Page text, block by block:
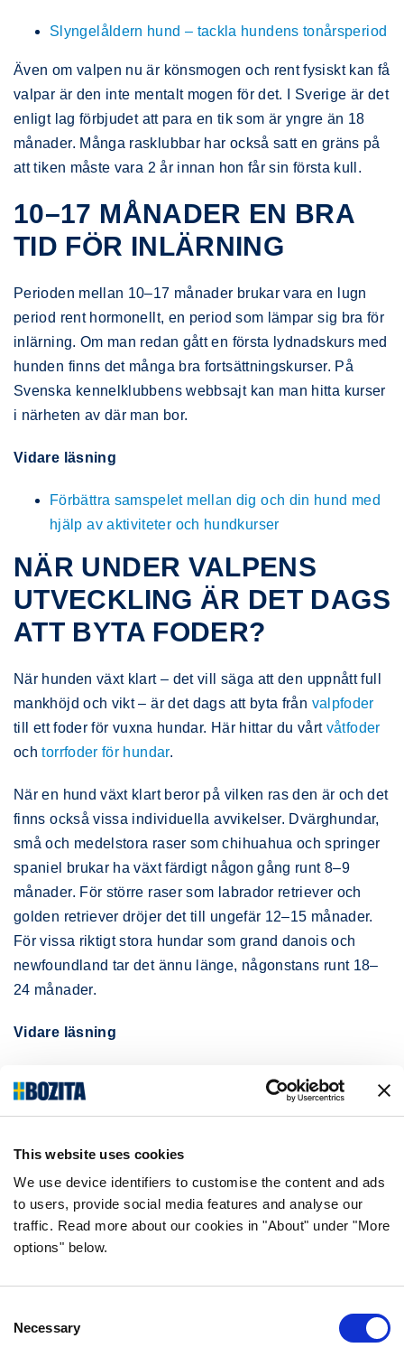
This website uses cookies
We use device identifiers to customise the content and ads
to users, provide social media features and analyse our
traffic. Read more about our cookies in "About" under "More
options" below.
Selection
Necessary
Slyngelåldern hund – tackla hundens tonårsperiod
Även om valpen nu är könsmogen och rent fysiskt kan få
valpar är den inte mentalt mogen för det. I Sverige är det
enligt lag förbjudet att para en tik som är yngre än 18
månader. Många rasklubbar har också satt en gräns på
att tiken måste vara 2 år innan hon får sin första kull.
10–17 MÅNADER EN BRA
TID FÖR INLÄRNING
Perioden mellan 10–17 månader brukar vara en lugn
period rent hormonellt, en period som lämpar sig bra för
inlärning. Om man redan gått en första lydnadskurs med
hunden finns det många bra fortsättningskurser. På
Svenska kennelklubbens webbsajt kan man hitta kurser
i närheten av där man bor.
Vidare läsning
Förbättra samspelet mellan dig och din hund med
hjälp av aktiviteter och hundkurser
NÄR UNDER VALPENS
UTVECKLING ÄR DET DAGS
ATT BYTA FODER?
När hunden växt klart – det vill säga att den uppnått full
mankhöjd och vikt – är det dags att byta från valpfoder
till ett foder för vuxna hundar. Här hittar du vårt våtfoder
ochtorrfoder för hundar.
När en hund växt klart beror på vilken ras den är och det
finns också vissa individuella avvikelser. Dvärghundar,
små och medelstora raser som chihuahua och springer
spaniel brukar ha växt färdigt någon gång runt 8–9
månader. För större raser som labrador retriever och
golden retriever dröjer det till ungefär 12–15 månader.
För vissa riktigt stora hundar som grand danois och
newfoundland tar det ännu länge, någonstans runt 18–
24 månader.
Vidare läsning
1-ÅRSVACCINERING
När valpen hunnit bli 12 månader gammal är det dags
för att fylla på vacciner mot parvovirus, valpsjuka och
hepatit.
Vidare läsning
hepatit